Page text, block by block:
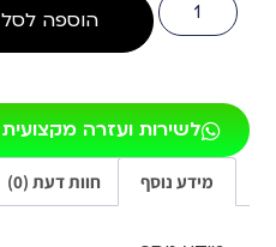
הוספה לסל
לשירות ועזרה מקצועית
מידע נוסף חוות דעת (0)